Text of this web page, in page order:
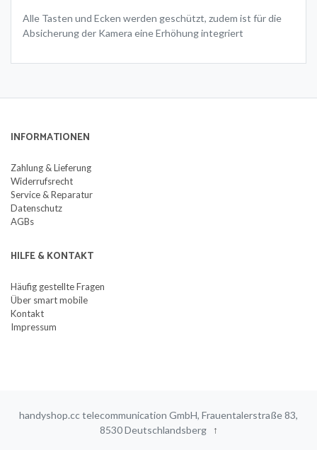
Alle Tasten und Ecken werden geschützt, zudem ist für die
Absicherung der Kamera eine Erhöhung integriert
INFORMATIONEN
Zahlung & Lieferung
Widerrufsrecht
Service & Reparatur
Datenschutz
AGBs
HILFE & KONTAKT
Häufig gestellte Fragen
Über smart mobile
Kontakt
Impressum
handyshop.cc telecommunication GmbH, Frauentalerstraße 83,
8530 Deutschlandsberg
↑